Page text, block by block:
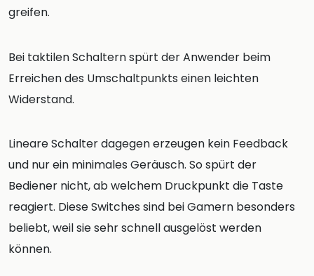
greifen.
Bei taktilen Schaltern spürt der Anwender beim
Erreichen des Umschaltpunkts einen leichten
Widerstand.
Lineare Schalter dagegen erzeugen kein Feedback
und nur ein minimales Geräusch. So spürt der
Bediener nicht, ab welchem Druckpunkt die Taste
reagiert. Diese Switches sind bei Gamern besonders
beliebt, weil sie sehr schnell ausgelöst werden
können.